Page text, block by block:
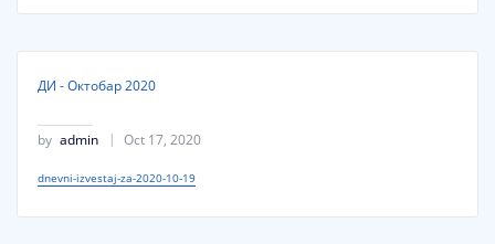
ДИ - Октобар 2020
by admin Oct 17, 2020
dnevni-izvestaj-za-2020-10-19